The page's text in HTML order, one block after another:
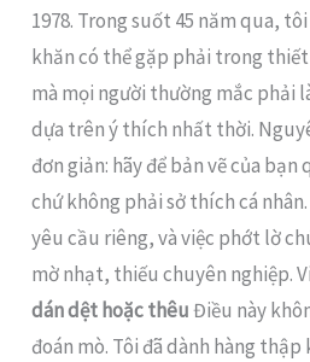
1978. Trong suốt 45 năm qua,
khăn có thể gặp phải trong
mà mọi người thường mắc phải
dựa trên ý thích nhất thời.
đơn giản: hãy để bản vẽ của
chứ không phải sở thích cá
yêu cầu riêng, và việc phớt lờ
mờ nhạt, thiếu chuyên nghiệp.
dán dệt hoặc thêuĐiều này
đoán mò. Tôi đã dành hàng